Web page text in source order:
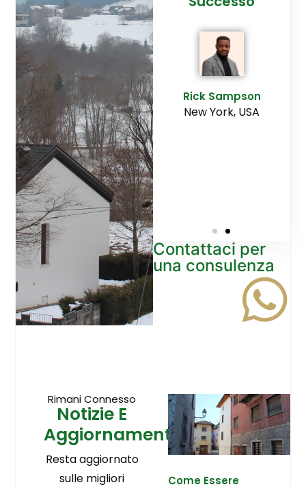
USA
Ediltesina”
Mikayla
Macgregor
Monaco
Rick Sampson
New York, USA
Contattaci per
una consulenza
Rimani Connesso
Notizie E
Aggiornamenti
Resta aggiornato
sulle migliori
Come Essere